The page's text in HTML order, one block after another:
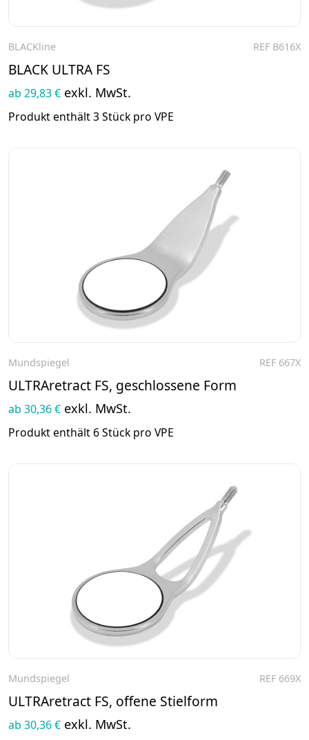
BLACKline REF B616X
BLACK ULTRA FS
ab 29,83 € exkl. MwSt.
Produkt enthält 3 Stück pro VPE
Mundspiegel REF 667X
ULTRAretract FS, geschlossene Form
ab 30,36 € exkl. MwSt.
Produkt enthält 6 Stück pro VPE
Mundspiegel REF 669X
ULTRAretract FS, offene Stielform
ab 30,36 € exkl. MwSt.